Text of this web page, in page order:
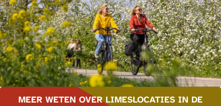
MEER WETEN OVER LIMESLOCATIES IN DE